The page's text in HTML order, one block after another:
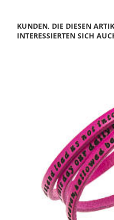
KUNDEN, DIE DIESEN
INTERESSIERTEN SICH